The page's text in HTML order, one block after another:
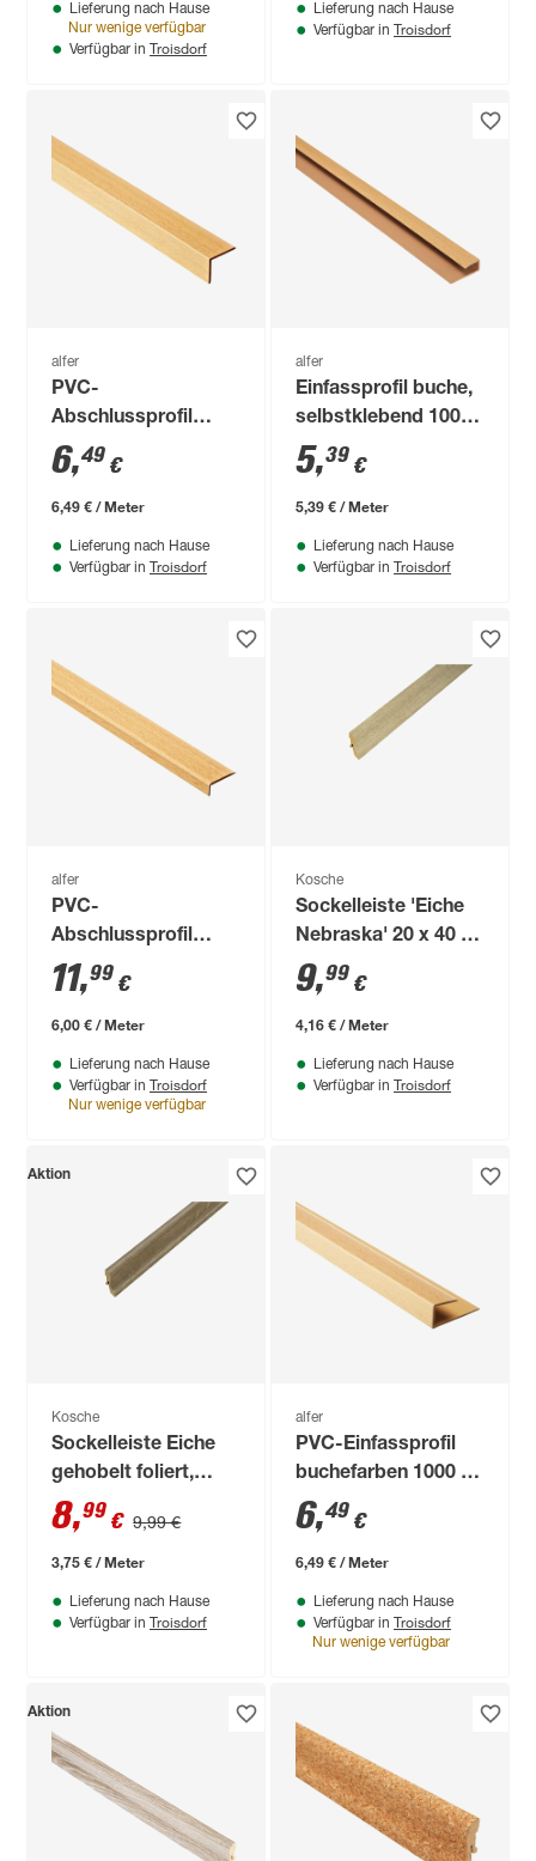
Lieferung nach Hause
Nur wenige verfügbar
Verfügbar in Troisdorf
Lieferung nach Hause
Verfügbar in Troisdorf
alfer
PVC-
Abschlussprofil
buchefarben 1000 x
25 x 8 mm
6,49 €
6,49 € / Meter
Lieferung nach Hause
Verfügbar in Troisdorf
alfer
Einfassprofil buche,
selbstklebend 1000
x 30 x 7 mm
5,39 €
5,39 € / Meter
Lieferung nach Hause
Verfügbar in Troisdorf
alfer
PVC-
Abschlussprofil
'clipstech®'
buchefarben 25 x 8 x
2000 mm
11,99 €
6,00 € / Meter
Lieferung nach Hause
Verfügbar in Troisdorf
Nur wenige verfügbar
Kosche
Sockelleiste 'Eiche
Nebraska' 20 x 40 x
2400 mm
9,99 €
4,16 € / Meter
Lieferung nach Hause
Verfügbar in Troisdorf
Aktion
Kosche
Sockelleiste Eiche
gehobelt foliert,
2400 x 40 x 20 mm
8,99 € 9,99 €
3,75 € / Meter
Lieferung nach Hause
Verfügbar in Troisdorf
alfer
PVC-Einfassprofil
buchefarben 1000 x
25 mm
6,49 €
6,49 € / Meter
Lieferung nach Hause
Verfügbar in Troisdorf
Nur wenige verfügbar
Aktion